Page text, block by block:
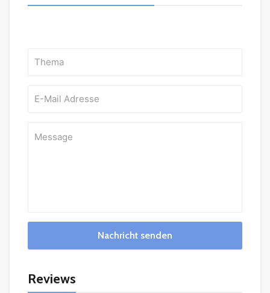
Nachricht senden
Reviews